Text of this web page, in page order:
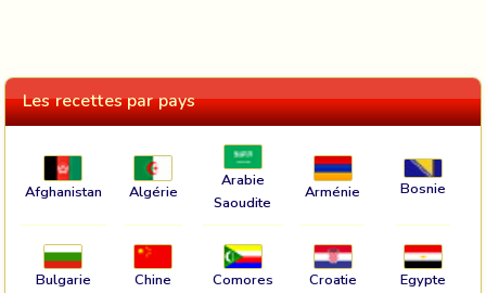
Les recettes par pays
Afghanistan Algérie
Arabie
Saoudite
Arménie Bosnie
Bulgarie Chine Comores Croatie Egypte